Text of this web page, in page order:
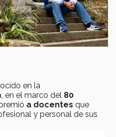
en la
, en el marco del 80
a docentes que
y personal de sus